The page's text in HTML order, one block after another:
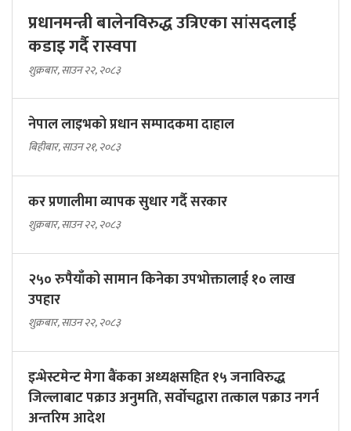
प्रधानमन्त्री बालेनविरुद्ध उत्रिएका सांसदलाई
कडाइ गर्दै रास्वपा
शुक्रबार, साउन २२, २०८३
नेपाल लाइभको प्रधान सम्पादकमा दाहाल
बिहीबार, साउन २१, २०८३
कर प्रणालीमा व्यापक सुधार गर्दै सरकार
शुक्रबार, साउन २२, २०८३
२५० रुपैयाँको सामान किनेका उपभोक्तालाई १० लाख
उपहार
शुक्रबार, साउन २२, २०८३
इन्भेस्टमेन्ट मेगा बैंकका अध्यक्षसहित १५ जनाविरुद्ध
जिल्लाबाट पक्राउ अनुमति, सर्वोचद्वारा तत्काल पक्राउ नगर्न
अन्तरिम आदेश